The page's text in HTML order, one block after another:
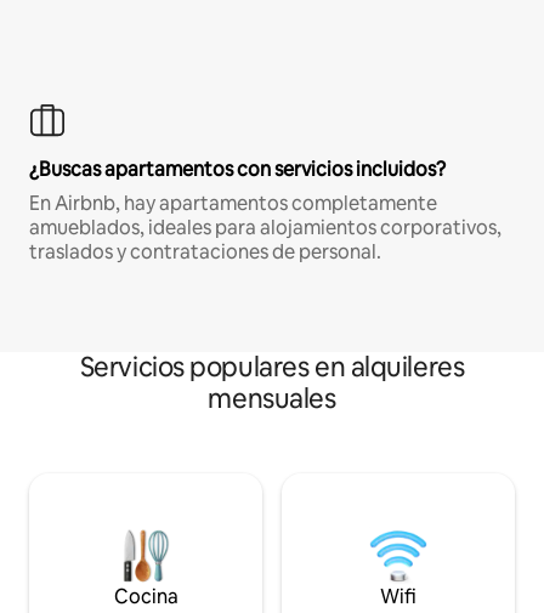
¿Buscas apartamentos con servicios incluidos?
En Airbnb, hay apartamentos completamente
amueblados, ideales para alojamientos corporativos,
traslados y contrataciones de personal.
Servicios populares en alquileres
mensuales
Cocina Wifi